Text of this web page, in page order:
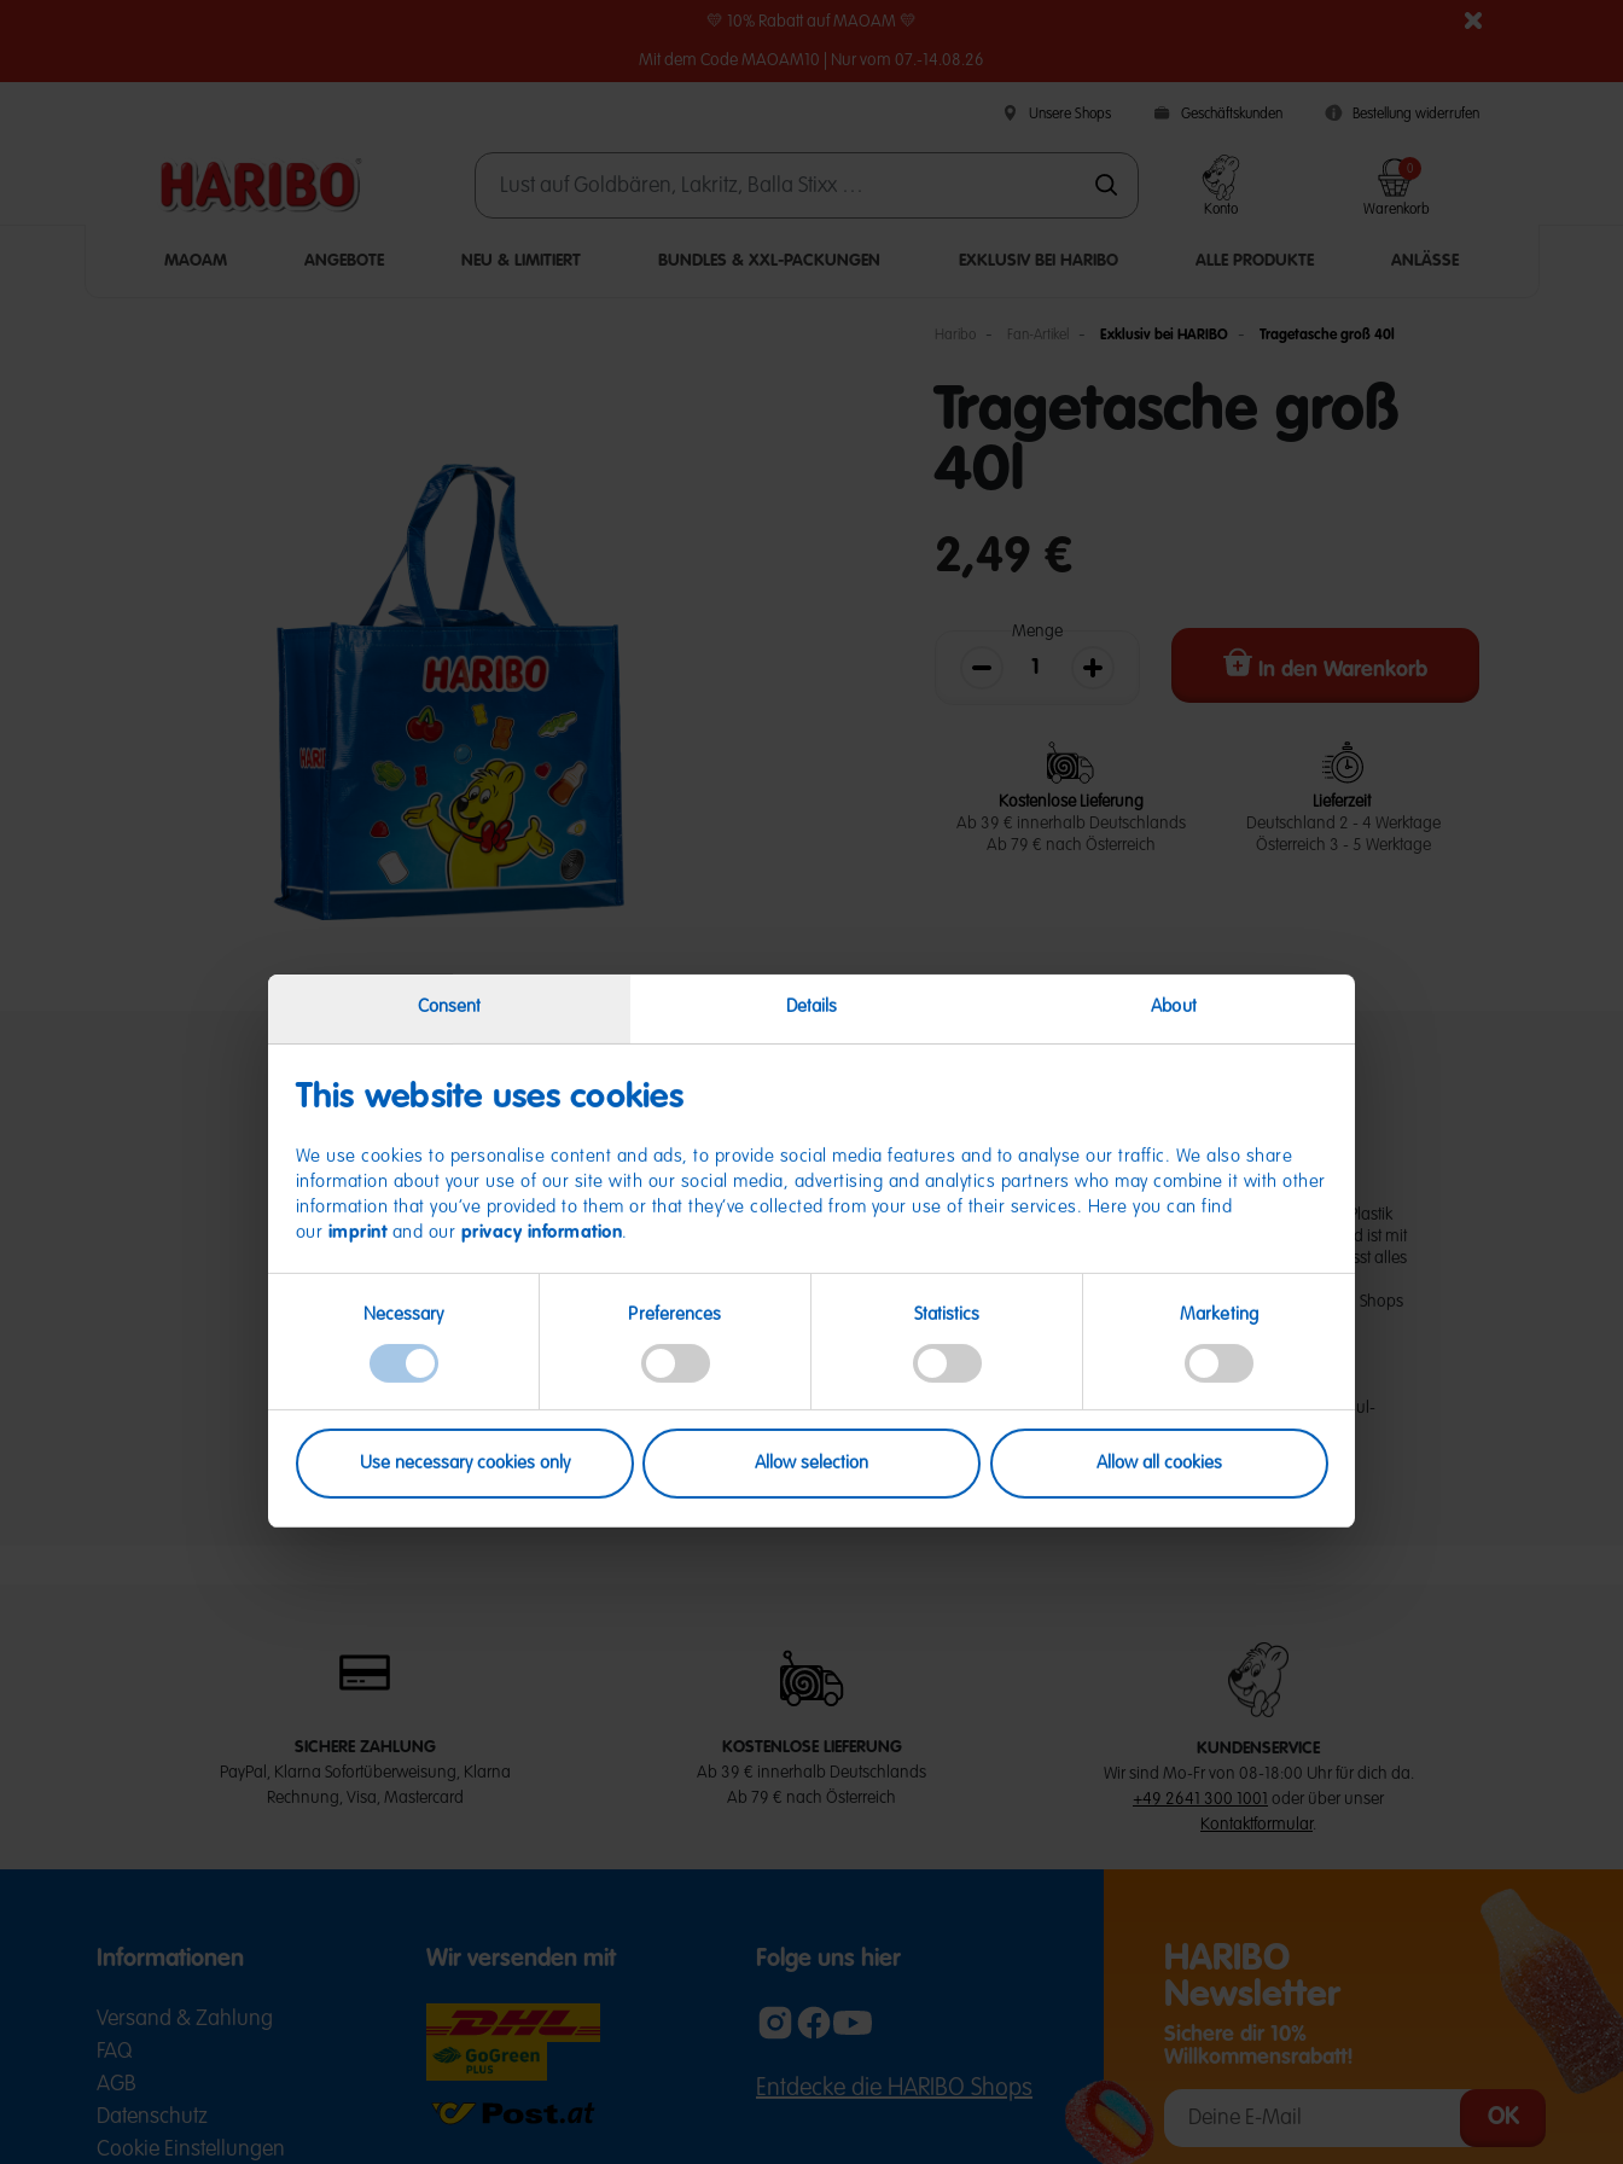
Consent Details About
This website uses cookies
We use cookies to personalise content and ads, to provide social media features and to analyse our traffic. We also share
information about your use of our site with our social media, advertising and analytics partners who may combine it with other
information that you’ve provided to them or that they’ve collected from your use of their services. Here you can find
our imprintand our privacy information.
Necessary Preferences Statistics Marketing
Use necessary cookies only Allow selection Allow all cookies
💛 10% Rabatt auf MAOAM 💛
Mit dem Code MAOAM10 | Nur vom 07.-14.08.26
Unsere Shops Geschäftskunden Bestellung widerrufen
Konto Warenkorb
0
MAOAM ANGEBOTE NEU & LIMITIERT BUNDLES & XXL-PACKUNGEN EXKLUSIV BEI HARIBO ALLE PRODUKTE ANLÄSSE
Haribo Fan-Artikel Exklusiv bei HARIBO Tragetasche groß 40l
Tragetasche groß
40l
undefined out of 5 Customer Rating
2,49 €
Menge
Die Menge verringernDie Menge erhöhen In den Warenkorb
Kostenlose Lieferung
Ab 39 € innerhalb Deutschlands
Ab 79 € nach Österreich
Lieferzeit
Deutschland 2 - 4 Werktage
Österreich 3 - 5 Werktage
Ein süßer Alltagshelfer
Diese Einkaufstasche (480x200x420mm) aus recyceltem Plastik
bietet genug Platz für alles, was man im Alltag braucht und ist mit
dem bunten HARIBO Design ein echter Hingucker. Hier passt alles
rein - der perfekte Einkaufsbegleiter eben!
Jetzt exklusiv hier im Online-Shop oder in unseren HARIBO Shops
sichern.
Artikel Nr. DE50007560
Hergestellt für: HARIBO GmbH & Co. KG - Dr.-Hans-und-Paul-
Riegel-Str.1 – 53501 Grafschaft
E-Mail Kontakt: onlineshop@haribo.com
SICHERE ZAHLUNG
PayPal, Klarna Sofortüberweisung, Klarna
Rechnung, Visa, Mastercard
KOSTENLOSE LIEFERUNG
Ab 39 € innerhalb Deutschlands
Ab 79 € nach Österreich
KUNDENSERVICE
Wir sind Mo-Fr von 08-18:00 Uhr für dich da.
+49 2641 300 1001
oder über unser
Kontaktformular.
Informationen
Versand & Zahlung
FAQ
AGB
Datenschutz
Cookie Einstellungen
Wir versenden mit Folge uns hier
Entdecke die HARIBO Shops (ÖFFNET EINE EXTERNE SEITE IN EINEM NEUEN TAB)
HARIBO
Newsletter
Sichere dir 10%
Willkommensrabatt!